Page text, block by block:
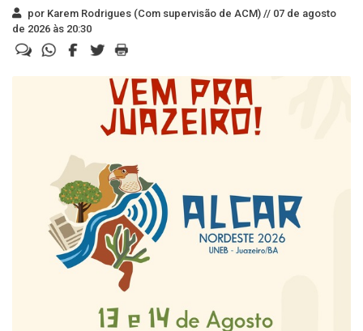
por Karem Rodrigues (Com supervisão de ACM) // 07 de agosto
de 2026 às 20:30